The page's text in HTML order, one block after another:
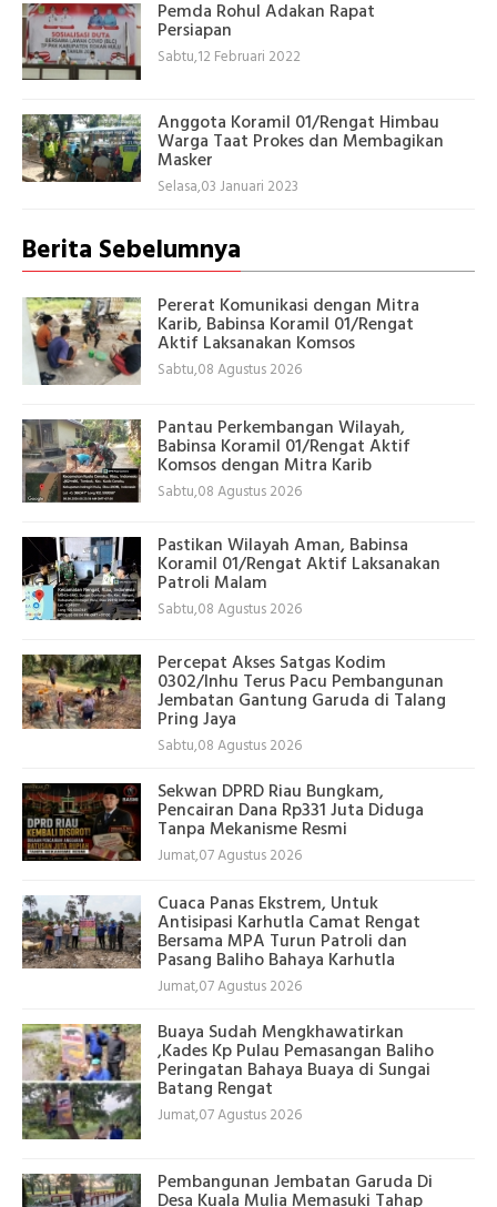
Pemda Rohul Adakan Rapat
Persiapan
Sabtu,12 Februari 2022
Anggota Koramil 01/Rengat Himbau
Warga Taat Prokes dan Membagikan
Masker
Selasa,03 Januari 2023
Berita Sebelumnya
Pererat Komunikasi dengan Mitra
Karib, Babinsa Koramil 01/Rengat
Aktif Laksanakan Komsos
Sabtu,08 Agustus 2026
Pantau Perkembangan Wilayah,
Babinsa Koramil 01/Rengat Aktif
Komsos dengan Mitra Karib
Sabtu,08 Agustus 2026
Pastikan Wilayah Aman, Babinsa
Koramil 01/Rengat Aktif Laksanakan
Patroli Malam
Sabtu,08 Agustus 2026
Percepat Akses Satgas Kodim
0302/Inhu Terus Pacu Pembangunan
Jembatan Gantung Garuda di Talang
Pring Jaya
Sabtu,08 Agustus 2026
Sekwan DPRD Riau Bungkam,
Pencairan Dana Rp331 Juta Diduga
Tanpa Mekanisme Resmi
Jumat,07 Agustus 2026
Cuaca Panas Ekstrem, Untuk
Antisipasi Karhutla Camat Rengat
Bersama MPA Turun Patroli dan
Pasang Baliho Bahaya Karhutla
Jumat,07 Agustus 2026
Buaya Sudah Mengkhawatirkan
,Kades Kp Pulau Pemasangan Baliho
Peringatan Bahaya Buaya di Sungai
Batang Rengat
Jumat,07 Agustus 2026
Pembangunan Jembatan Garuda Di
Desa Kuala Mulia Memasuki Tahap